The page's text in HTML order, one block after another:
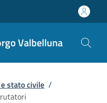
Valbelluna
stato civile /